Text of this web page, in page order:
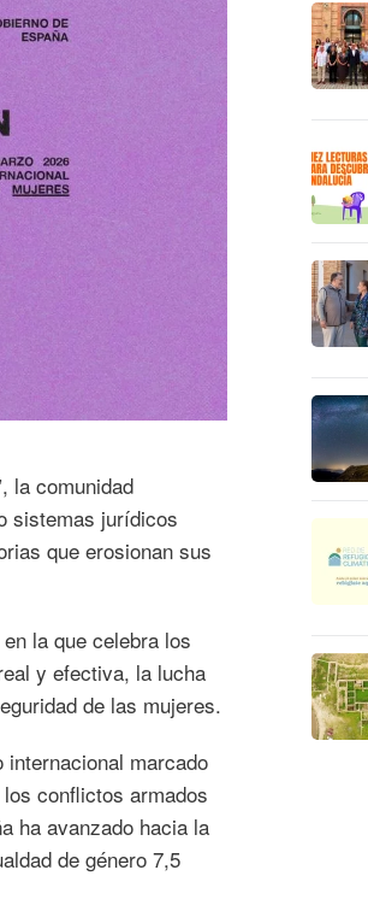
la comunidad
sistemas jurídicos
que erosionan sus
en la que celebra los
y efectiva, la lucha
de las mujeres.
internacional marcado
conflictos armados
ha avanzado hacia la
de género 7,5